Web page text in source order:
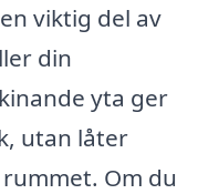
viktig del av
din
yta ger
utan låter
Om du